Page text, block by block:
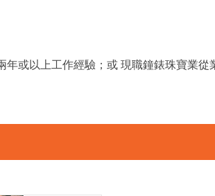
年或以上工作經驗；或 現職鐘錶珠寶業從